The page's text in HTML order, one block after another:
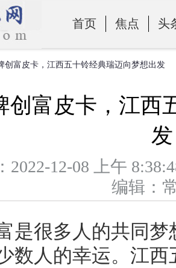
首页 焦点 头
零部件
创富皮卡，江西五十铃经典瑞迈向梦想出发
创富皮卡，江西
发
2022-12-08 上午
编辑
是很多人的共同
数人的幸运。江